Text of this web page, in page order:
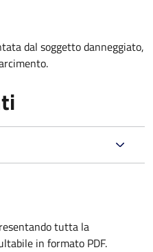
dal soggetto danneggiato,
tutta la
in formato PDF.